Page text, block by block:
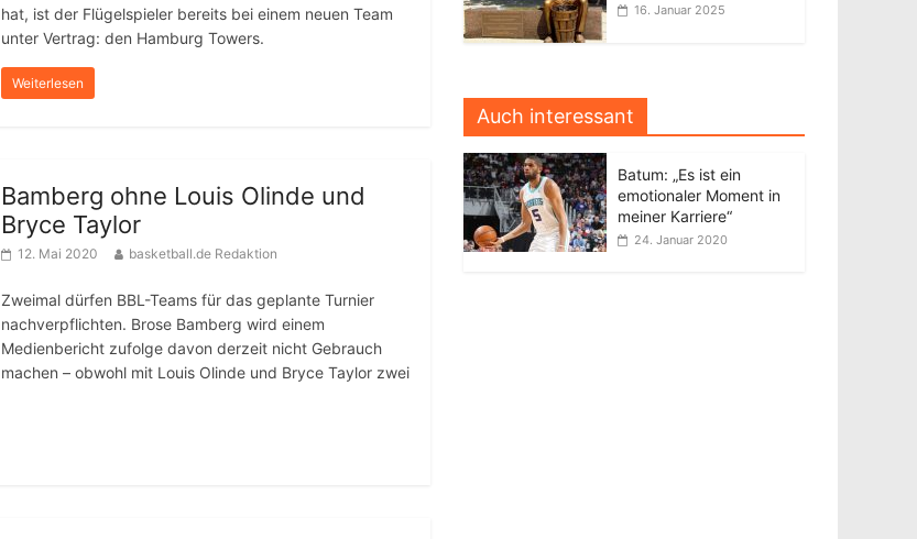
hat, ist der Flügelspieler bereits bei einem neuen Team
unter Vertrag: den Hamburg Towers.
Weiterlesen
Bamberg ohne Louis Olinde und
Bryce Taylor
12. Mai 2020 basketball.de Redaktion
Zweimal dürfen BBL-Teams für das geplante Turnier
nachverpflichten. Brose Bamberg wird einem
Medienbericht zufolge davon derzeit nicht Gebrauch
machen – obwohl mit Louis Olinde und Bryce Taylor zwei
16. Januar 2025
Auch interessant
Batum: „Es ist ein
emotionaler Moment in
meiner Karriere“
24. Januar 2020